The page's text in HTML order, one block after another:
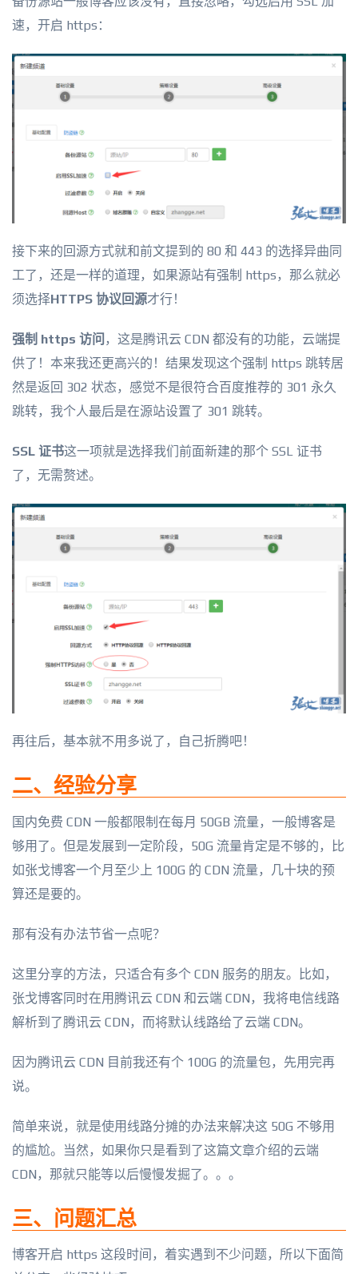
速，开启 https：
接下来的回源方式就和前文提到的 80 和 443 的选择异曲同
工了，还是一样的道理，如果源站有强制 https，那么就必
须选择HTTPS 协议回源才行！
强制 https 访问 ，这是腾讯云 CDN 都没有的功能，云端提
供了！本来我还更高兴的！结果发现这个强制 https 跳转居
然是返回 302 状态，感觉不是很符合百度推荐的 301 永久
跳转，我个人最后是在源站设置了 301 跳转。
SSL 证书这一项就是选择我们前面新建的那个 SSL 证书
了，无需赘述。
再往后，基本就不用多说了，自己折腾吧！
二、经验分享
国内免费 CDN 一般都限制在每月 50GB 流量，一般博客是
够用了。但是发展到一定阶段，50G 流量肯定是不够的，比
如张戈博客一个月至少上 100G 的 CDN 流量，几十块的预
算还是要的。
那有没有办法节省一点呢？
这里分享的方法，只适合有多个 CDN 服务的朋友。比如，
张戈博客同时在用腾讯云 CDN 和云端 CDN，我将电信线路
解析到了腾讯云 CDN，而将默认线路给了云端 CDN。
因为腾讯云 CDN 目前我还有个 100G 的流量包，先用完再
说。
简单来说，就是使用线路分摊的办法来解决这 50G 不够用
的尴尬。当然，如果你只是看到了这篇文章介绍的云端
CDN，那就只能等以后慢慢发掘了。。。
三、问题汇总
博客开启 https 这段时间，着实遇到不少问题，所以下面简